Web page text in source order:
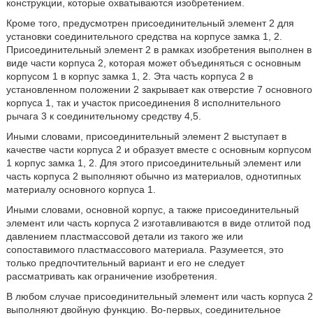
конструкции, которые охватываются изобретением.
Кроме того, предусмотрен присоединительный элемент 2 для
установки соединительного средства на корпусе замка 1, 2.
Присоединительный элемент 2 в рамках изобретения выполнен в
виде части корпуса 2, которая может объединяться с основным
корпусом 1 в корпус замка 1, 2. Эта часть корпуса 2 в
установленном положении 2 закрывает как отверстие 7 основного
корпуса 1, так и участок присоединения 8 исполнительного
рычага 3 к соединительному средству 4,5.
Иными словами, присоединительный элемент 2 выступает в
качестве части корпуса 2 и образует вместе с основным корпусом
1 корпус замка 1, 2. Для этого присоединительный элемент или
часть корпуса 2 выполняют обычно из материалов, однотипных
материалу основного корпуса 1.
Иными словами, основной корпус, а также присоединительный
элемент или часть корпуса 2 изготавливаются в виде отлитой под
давлением пластмассовой детали из такого же или
сопоставимого пластмассового материала. Разумеется, это
только предпочтительный вариант и его не следует
рассматривать как ограничение изобретения.
В любом случае присоединительный элемент или часть корпуса 2
выполняют двойную функцию. Во-первых, соединительное